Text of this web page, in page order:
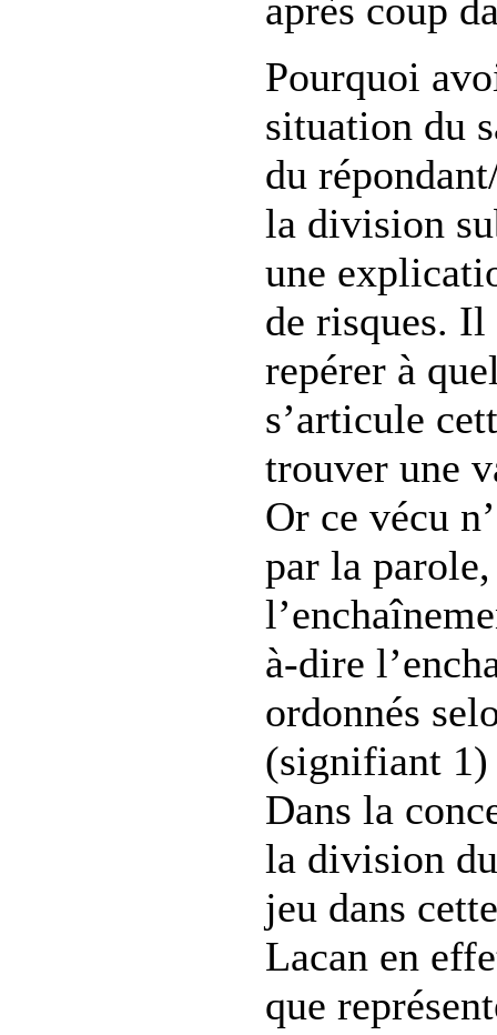
après coup
Pourquoi
situation du
du
la division
une
de risques.
repérer à
s’articule
trouver une
Or ce vécu
par la parole,
à-dire
ordonnés
(signifiant
Dans la
la division
jeu dans
Lacan en
que